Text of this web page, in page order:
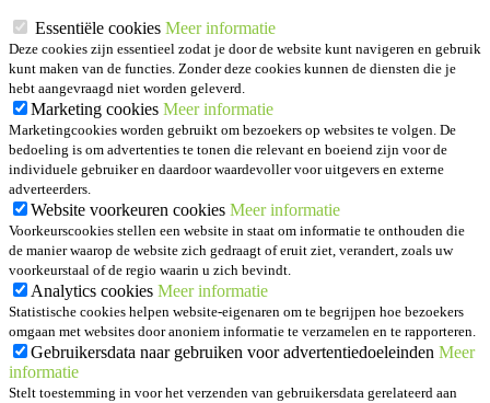
Essentiële cookies Meer informatie
Deze cookies zijn essentieel zodat je door de website kunt navigeren en gebruik
kunt maken van de functies. Zonder deze cookies kunnen de diensten die je
hebt aangevraagd niet worden geleverd.
Marketing cookies Meer informatie
Marketingcookies worden gebruikt om bezoekers op websites te volgen. De
bedoeling is om advertenties te tonen die relevant en boeiend zijn voor de
individuele gebruiker en daardoor waardevoller voor uitgevers en externe
adverteerders.
Website voorkeuren cookies Meer informatie
Voorkeurscookies stellen een website in staat om informatie te onthouden die
de manier waarop de website zich gedraagt of eruit ziet, verandert, zoals uw
voorkeurstaal of de regio waarin u zich bevindt.
Analytics cookies Meer informatie
Statistische cookies helpen website-eigenaren om te begrijpen hoe bezoekers
omgaan met websites door anoniem informatie te verzamelen en te rapporteren.
Gebruikersdata naar gebruiken voor advertentiedoeleinden Meer
informatie
Stelt toestemming in voor het verzenden van gebruikersdata gerelateerd aan